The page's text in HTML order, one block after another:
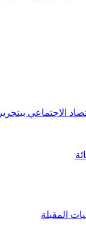
الاجتماعي ببنجرير
المقبلة